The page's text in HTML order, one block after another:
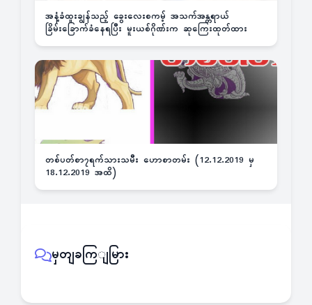
အနံ့ခံထူးချွန်သည့် ခွေးလေးစကမ့် အသက်အန္တရာယ်
ခြိမ်းခြောက်ခံနေရပြီး မူးယစ်ဂိုဏ်းက ဆုကြေးထုတ်ထား
တစ်ပတ်စာ၇ရက်သားသမီး ဟောစာတမ်း (12.12.2019 မှ
18.12.2019 အထိ)
မှတျခကြျမြား